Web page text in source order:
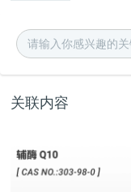
关联内容